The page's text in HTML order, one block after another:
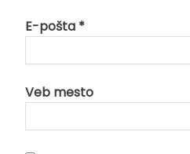
E-pošta *
Veb mesto